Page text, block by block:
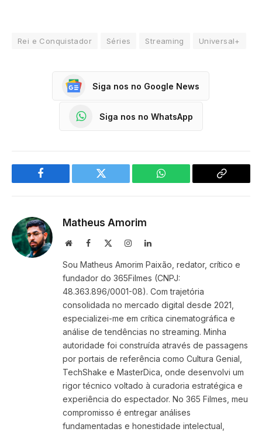
Rei e Conquistador Séries Streaming Universal+
Siga nos no Google News
Siga nos no WhatsApp
Facebook Twitter WhatsApp
Copy
Matheus Amorim
WebsiteFacebook InstagramLinkedIn
Sou Matheus Amorim Paixão, redator, crítico e
fundador do 365Filmes (CNPJ:
48.363.896/0001-08). Com trajetória
consolidada no mercado digital desde 2021,
especializei-me em crítica cinematográfica e
análise de tendências no streaming. Minha
autoridade foi construída através de passagens
por portais de referência como Cultura Genial,
TechShake e MasterDica, onde desenvolvi um
rigor técnico voltado à curadoria estratégica e
experiência do espectador. No 365 Filmes, meu
compromisso é entregar análises
fundamentadas e honestidade intelectual,